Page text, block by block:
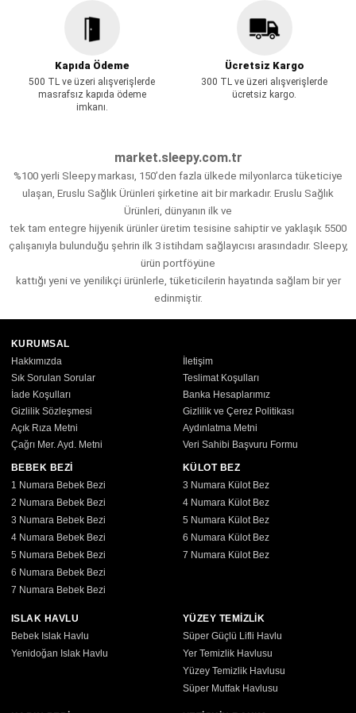
Kapıda Ödeme
500 TL ve üzeri alışverişlerde
masrafsız kapıda ödeme
imkanı.
Ücretsiz Kargo
300 TL ve üzeri alışverişlerde
ücretsiz kargo.
market.sleepy.com.tr
%100 yerli Sleepy markası, 150’den fazla ülkede milyonlarca tüketiciye
ulaşan, Eruslu Sağlık Ürünleri şirketine ait bir markadır. Eruslu Sağlık
Ürünleri, dünyanın ilk ve
tek tam entegre hijyenik ürünler üretim tesisine sahiptir ve yaklaşık 5500
çalışanıyla bulunduğu şehrin ilk 3 istihdam sağlayıcısı arasındadır. Sleepy,
ürün portföyüne
kattığı yeni ve yenilikçi ürünlerle, tüketicilerin hayatında sağlam bir yer
edinmiştir.
KURUMSAL
Hakkımızda
İletişim
Sık Sorulan Sorular
Teslimat Koşulları
İade Koşulları
Banka Hesaplarımız
Gizlilik Sözleşmesi
Gizlilik ve Çerez Politikası
Açık Rıza Metni
Aydınlatma Metni
Çağrı Mer. Ayd. Metni
Veri Sahibi Başvuru Formu
BEBEK BEZİ
1 Numara Bebek Bezi
2 Numara Bebek Bezi
3 Numara Bebek Bezi
4 Numara Bebek Bezi
5 Numara Bebek Bezi
6 Numara Bebek Bezi
7 Numara Bebek Bezi
KÜLOT BEZ
3 Numara Külot Bez
4 Numara Külot Bez
5 Numara Külot Bez
6 Numara Külot Bez
7 Numara Külot Bez
ISLAK HAVLU
Bebek Islak Havlu
Yenidoğan Islak Havlu
YÜZEY TEMİZLİK
Süper Güçlü Lifli Havlu
Yer Temizlik Havlusu
Yüzey Temizlik Havlusu
Süper Mutfak Havlusu